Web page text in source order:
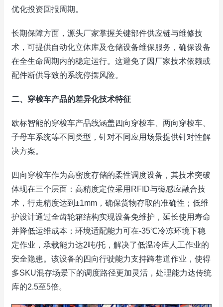
优化投资回报周期。
长期保障方面，源头厂家掌握关键部件供应链与维修技
术，可提供自动化立体库及仓储设备维保服务，确保设备
在全生命周期内的稳定运行。这避免了因厂家技术依赖或
配件断供导致的系统停摆风险。
二、穿梭车产品的差异化技术特征
欧标智能的穿梭车产品线涵盖四向穿梭车、两向穿梭车、
子母车系统等不同类型，针对不同应用场景提供针对性解
决方案。
四向穿梭车作为高密度存储的柔性调度设备，其技术突破
体现在三个层面：高精度定位采用RFID与磁感应融合技
术，行走精度达到±1mm，确保货物存取的准确性；低维
护设计通过全齿轮箱结构实现设备免维护，延长使用寿命
并降低运维成本；环境适配能力可在-35℃冷冻环境下稳
定作业，承载能力达2吨/托，解决了低温冷库人工作业的
安全隐患。该设备的四向行驶能力支持跨巷道作业，使得
多SKU混存场景下的调度路径更加灵活，处理能力达传统
库的2.5至5倍。